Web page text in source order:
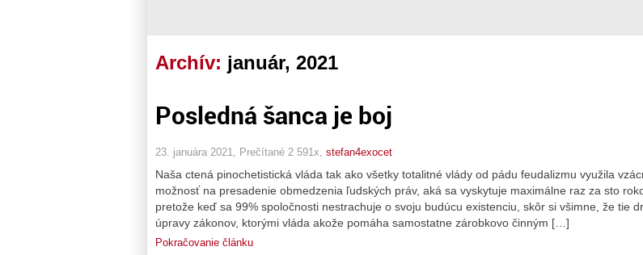
Archív: január, 2021
Posledná šanca je boj
23. januára 2021, Prečítané 2 591x, stefan4exocet
Naša ctená pinochetistická vláda tak ako všetky totalitné vlády od pádu feudalizmu využila
možnosť na presadenie obmedzenia ľudských práv, aká sa vyskytuje maximálne raz za sto
pretože keď sa 99% spoločnosti nestrachuje o svoju budúcu existenciu, skôr si všimne, že tie
úpravy zákonov, ktorými vláda akože pomáha samostatne zárobkovo činným […]
Pokračovanie článku